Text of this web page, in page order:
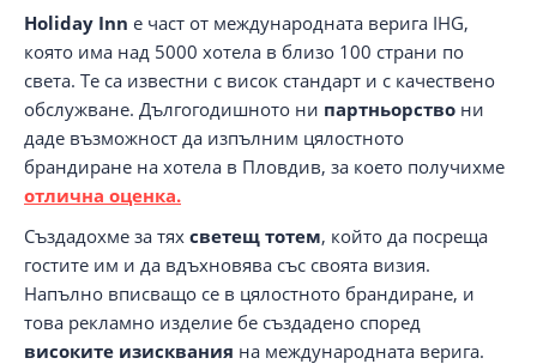
Holiday Inn е част от международната верига IHG,
която има над 5000 хотела в близо 100 страни по
света. Те са известни с висок стандарт и с качествено
обслужване. Дългогодишното ни партньорство ни
даде възможност да изпълним цялостното
брандиране на хотела в Пловдив, за което получихме
отлична оценка.
Създадохме за тях светещ тотем, който да посреща
гостите им и да вдъхновява със своята визия.
Напълно вписващо се в цялостното брандиране, и
това рекламно изделие бе създадено според
високите изисквания на международната верига.